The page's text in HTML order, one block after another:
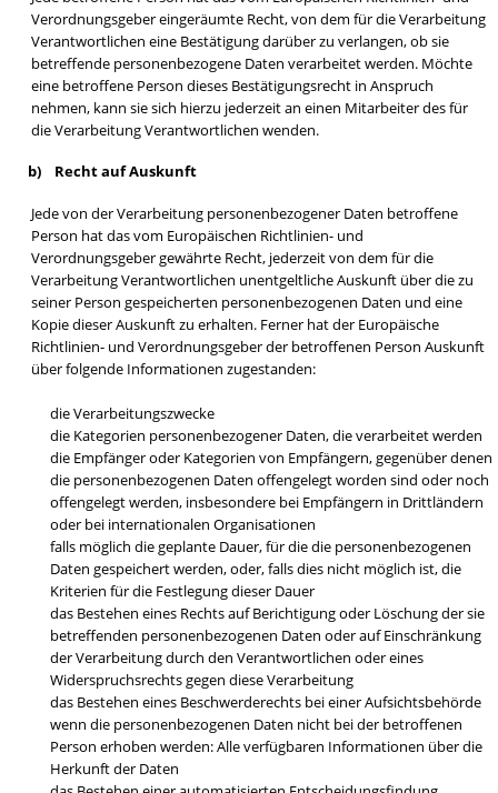
Verordnungsgeber eingeräumte Recht, von dem für die Verarbeitung
Verantwortlichen eine Bestätigung darüber zu verlangen, ob sie
betreffende personenbezogene Daten verarbeitet werden. Möchte
eine betroffene Person dieses Bestätigungsrecht in Anspruch
nehmen, kann sie sich hierzu jederzeit an einen Mitarbeiter des für
die Verarbeitung Verantwortlichen wenden.
b) Recht auf Auskunft
Jede von der Verarbeitung personenbezogener Daten betroffene
Person hat das vom Europäischen Richtlinien- und
Verordnungsgeber gewährte Recht, jederzeit von dem für die
Verarbeitung Verantwortlichen unentgeltliche Auskunft über die zu
seiner Person gespeicherten personenbezogenen Daten und eine
Kopie dieser Auskunft zu erhalten. Ferner hat der Europäische
Richtlinien- und Verordnungsgeber der betroffenen Person Auskunft
über folgende Informationen zugestanden:
die Verarbeitungszwecke
die Kategorien personenbezogener Daten, die verarbeitet werden
die Empfänger oder Kategorien von Empfängern, gegenüber denen
die personenbezogenen Daten offengelegt worden sind oder noch
offengelegt werden, insbesondere bei Empfängern in Drittländern
oder bei internationalen Organisationen
falls möglich die geplante Dauer, für die die personenbezogenen
Daten gespeichert werden, oder, falls dies nicht möglich ist, die
Kriterien für die Festlegung dieser Dauer
das Bestehen eines Rechts auf Berichtigung oder Löschung der sie
betreffenden personenbezogenen Daten oder auf Einschränkung
der Verarbeitung durch den Verantwortlichen oder eines
Widerspruchsrechts gegen diese Verarbeitung
das Bestehen eines Beschwerderechts bei einer Aufsichtsbehörde
wenn die personenbezogenen Daten nicht bei der betroffenen
Person erhoben werden: Alle verfügbaren Informationen über die
Herkunft der Daten